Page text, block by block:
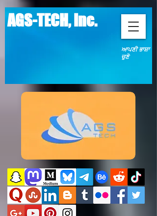
AGS-TECH, Inc.
ਆਪਣੀ ਭਾਸ਼ਾ
ਚੁਣੋ